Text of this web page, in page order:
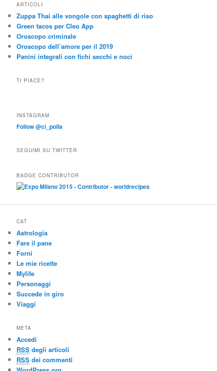
ARTICOLI
Zuppa Thai alle vongole con spaghetti di riso
Green tacos per Cleo App
Oroscopo criminale
Oroscopo dell’amore per il 2019
Panini integrali con fichi secchi e noci
TI PIACE?
INSTAGRAM
Follow @ci_polla
SEGUIMI SU TWITTER
BADGE CONTRIBUTOR
CAT
Astrologia
Fare il pane
Forni
Le mie ricette
Mylife
Personaggi
Succede in giro
Viaggi
META
Accedi
RSS degli articoli
RSS dei commenti